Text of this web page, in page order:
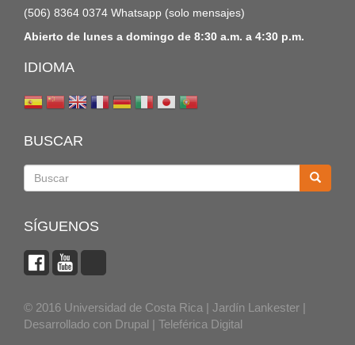
(506) 8364 0374 Whatsapp (solo mensajes)
Abierto de lunes a domingo de 8:30 a.m. a 4:30 p.m.
IDIOMA
BUSCAR
SÍGUENOS
© 2016 Universidad de Costa Rica | Jardín Lankester |
Desarrollado con Drupal | Teleférica Digital